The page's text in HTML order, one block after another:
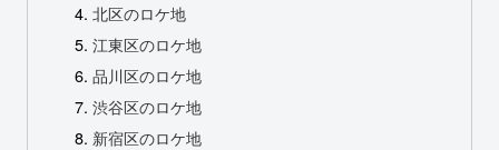
北区のロケ地
江東区のロケ地
品川区のロケ地
渋谷区のロケ地
新宿区のロケ地